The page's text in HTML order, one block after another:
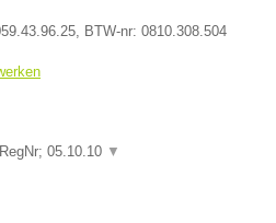
, BTW-nr: 0810.308.504
05.10.10 ▼